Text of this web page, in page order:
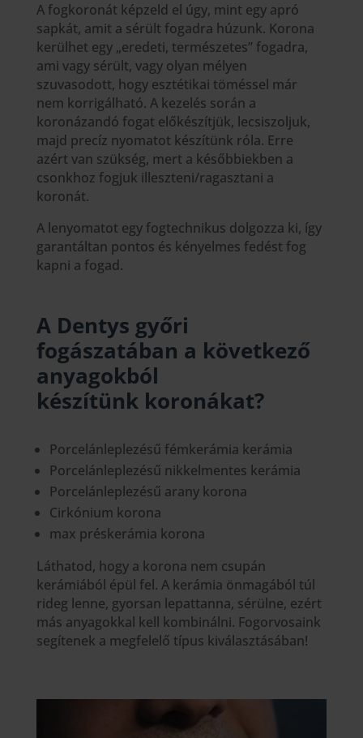
A fogkoronát képzeld el úgy, mint egy apró
sapkát, amit a sérült fogadra húzunk. Korona
kerülhet egy „eredeti, természetes” fogadra,
ami vagy sérült, vagy olyan mélyen
szuvasodott, hogy esztétikai töméssel már
nem korrigálható. A kezelés során a
koronázandó fogat előkészítjük, lecsiszoljuk,
majd precíz nyomatot készítünk róla. Erre
azért van szükség, mert a későbbiekben a
csonkhoz fogjuk illeszteni/ragasztani a
koronát.
A lenyomatot egy fogtechnikus dolgozza ki, így
garantáltan pontos és kényelmes fedést fog
kapni a fogad.
A Dentys győri
fogászatában a következő
anyagokból
készítünk koronákat?
Porcelánleplezésű fémkerámia kerámia
Porcelánleplezésű nikkelmentes kerámia
Porcelánleplezésű arany korona
Cirkónium korona
max préskerámia korona
Láthatod, hogy a korona nem csupán
kerámiából épül fel. A kerámia önmagából túl
rideg lenne, gyorsan lepattanna, sérülne, ezért
más anyagokkal kell kombinálni. Fogorvosaink
segítenek a megfelelő típus kiválasztásában!